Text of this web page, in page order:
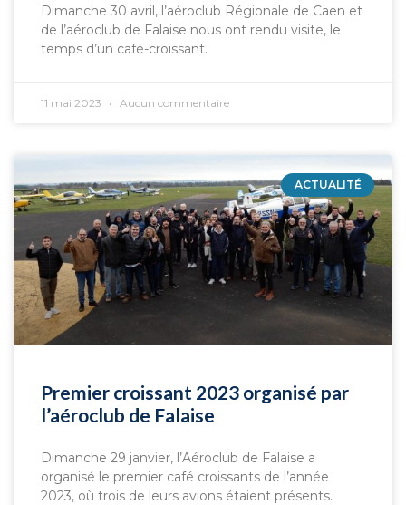
Dimanche 30 avril, l’aéroclub Régionale de Caen et
de l’aéroclub de Falaise nous ont rendu visite, le
temps d’un café-croissant.
11 mai 2023 Aucun commentaire
ACTUALITÉ
Premier croissant 2023 organisé par
l’aéroclub de Falaise
Dimanche 29 janvier, l’Aéroclub de Falaise a
organisé le premier café croissants de l’année
2023, où trois de leurs avions étaient présents.